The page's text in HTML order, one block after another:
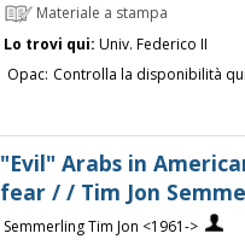
Materiale a stampa
Lo trovi qui: Univ. Federico II
Opac: Controlla la disponibilità
"Evil" Arabs in
fear / / Tim Jon
Semmerling Tim Jon <1961->